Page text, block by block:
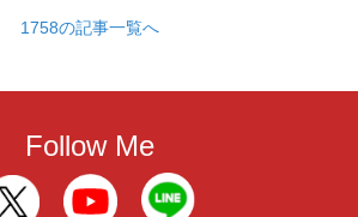
1758の記事一覧へ
Follow Me